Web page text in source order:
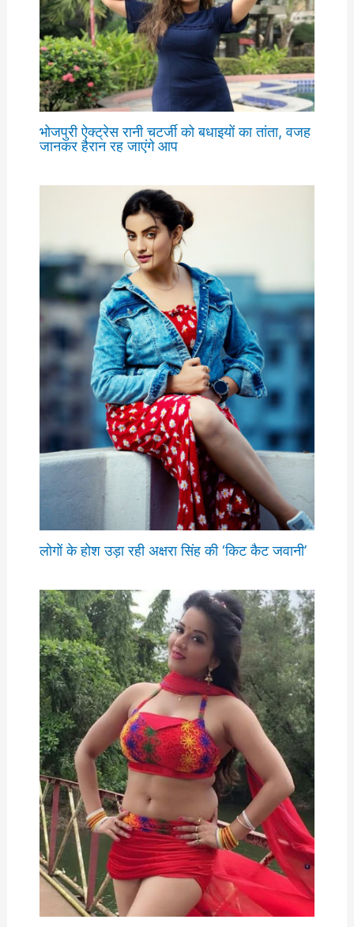
भोजपुरी ऐक्ट्रेस रानी चटर्जी को बधाइयों का तांता, वजह
जानकर हैरान रह जाएंगे आप
लोगों के होश उड़ा रही अक्षरा सिंह की ‘किट कैट जवानी’